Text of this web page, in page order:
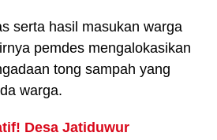
serta hasil masukan warga
pemdes mengalokasikan
tong sampah yang
warga.
Desa Jatiduwur